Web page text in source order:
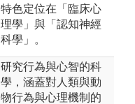
特色定位在「臨床心
理學」與「認知神經
科學」。
研究行為與心智的科
學，涵蓋對人類與動
物行為與心理機制的